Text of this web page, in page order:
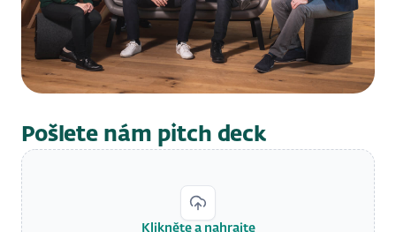
Pošlete nám pitch deck
Klikněte a nahrajte